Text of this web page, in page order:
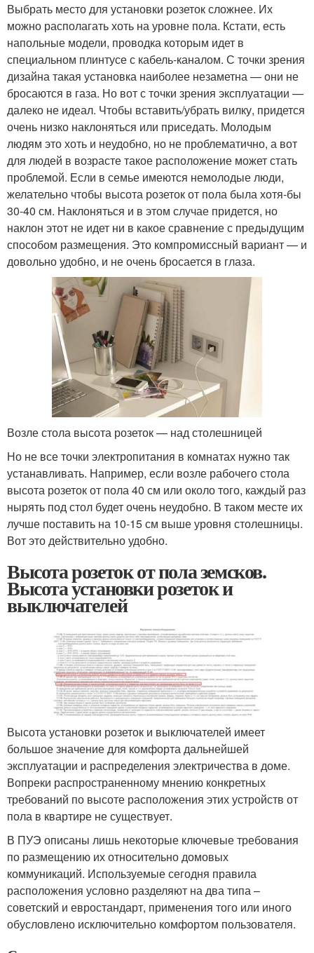
Выбрать место для установки розеток сложнее. Их
можно располагать хоть на уровне пола. Кстати, есть
напольные модели, проводка которым идет в
специальном плинтусе с кабель-каналом. С точки зрения
дизайна такая установка наиболее незаметна — они не
бросаются в газа. Но вот с точки зрения эксплуатации —
далеко не идеал. Чтобы вставить/убрать вилку, придется
очень низко наклоняться или приседать. Молодым
людям это хоть и неудобно, но не проблематично, а вот
для людей в возрасте такое расположение может стать
проблемой. Если в семье имеются немолодые люди,
желательно чтобы высота розеток от пола была хотя-бы
30-40 см. Наклоняться и в этом случае придется, но
наклон этот не идет ни в какое сравнение с предыдущим
способом размещения. Это компромиссный вариант — и
довольно удобно, и не очень бросается в глаза.
Возле стола высота розеток — над столешницей
Но не все точки электропитания в комнатах нужно так
устанавливать. Например, если возле рабочего стола
высота розеток от пола 40 см или около того, каждый раз
нырять под стол будет очень неудобно. В таком месте их
лучше поставить на 10-15 см выше уровня столешницы.
Вот это действительно удобно.
Высота розеток от пола земсков.
Высота установки розеток и
выключателей
Высота установки розеток и выключателей имеет
большое значение для комфорта дальнейшей
эксплуатации и распределения электричества в доме.
Вопреки распространенному мнению конкретных
требований по высоте расположения этих устройств от
пола в квартире не существует.
В ПУЭ описаны лишь некоторые ключевые требования
по размещению их относительно домовых
коммуникаций. Используемые сегодня правила
расположения условно разделяют на два типа –
советский и евростандарт, применения того или иного
обусловлено исключительно комфортом пользователя.